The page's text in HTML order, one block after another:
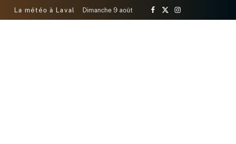
La météo à Laval Dimanche 9 août
Facebook
X
Instagram